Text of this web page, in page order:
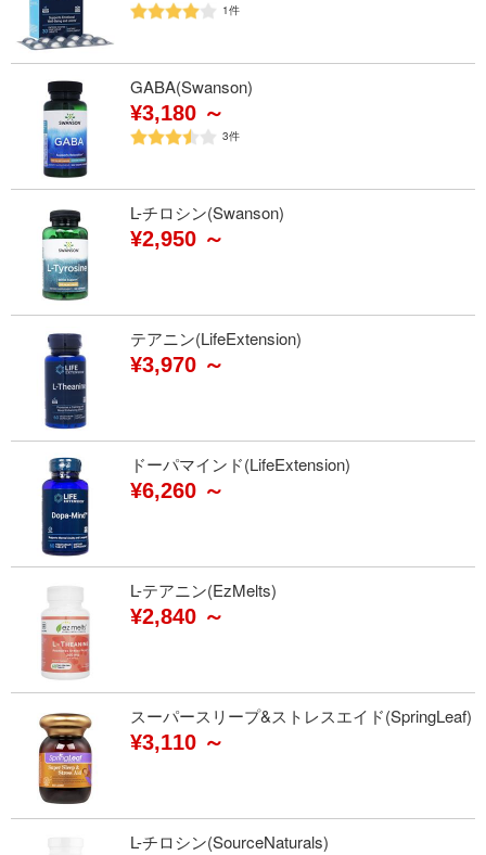
1件
GABA(Swanson)
¥3,180 ～
3件
L-チロシン(Swanson)
¥2,950 ～
テアニン(LifeExtension)
¥3,970 ～
ドーパマインド(LifeExtension)
¥6,260 ～
L-テアニン(EzMelts)
¥2,840 ～
スーパースリープ&ストレスエイド(SpringLeaf)
¥3,110 ～
L-チロシン(SourceNaturals)